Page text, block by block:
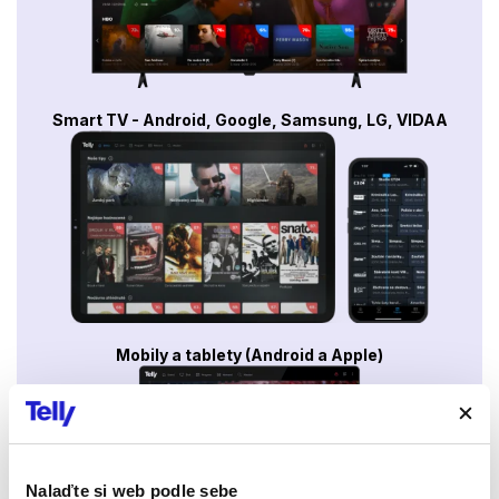
Nalaďte si web podle sebe
dialogy mezi dokumentaristou a výtvarníkem rozšířily na vztah
sochaře k městskému prostoru v proměnách politických
režimů… vztah mezi uměním tradičním a konceptuálním… na
spolupráci sochařů a architektů v různých dobách, či na
demokratizovaného veřejnou diskusí hyperkritického
ladění.Snímek „Odvaha“ není obhajobou stejnojmenné sochy.
Je přirozenou a povinnou reakcí dokumentaristů být při vzniku
něčeho zcela mimořádného a zaznamenat, co se v současném
umění odehrává.
Smart TV - Android, Google, Samsung, LG, VIDAA
Mobily a tablety (Android a Apple)